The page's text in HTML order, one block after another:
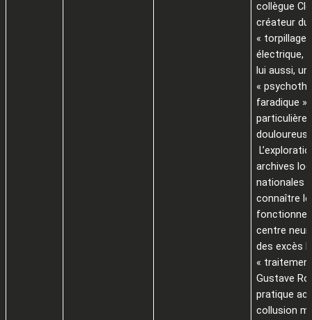
collègue
créateur du
« torpillage
électrique,
lui aussi,
«
faradique »
archives
nationales
connaître le
centre
des excès
«
Gustave
pratique
collusion